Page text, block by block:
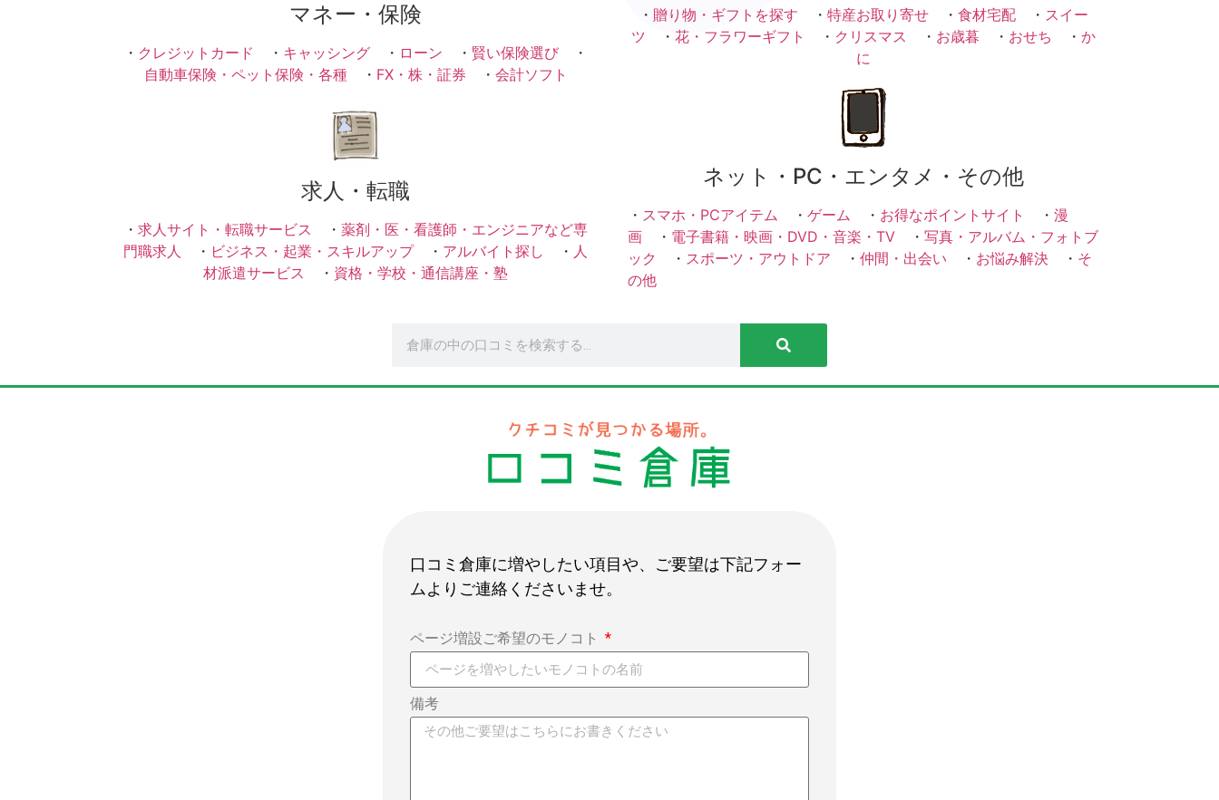
マネー・保険
・ クレジットカード ・ キャッシング ・ ローン ・ 賢い保険選び ・
自動車保険・ペット保険・各種・ FX・株・証券 ・ 会計ソフト
求人・転職
・ 求人サイト・転職サービス ・ 薬剤・医・看護師・エンジニアなど専
門職求人
・ ビジネス・起業・スキルアップ・ アルバイト探し ・ 人
材派遣サービス ・ 資格・学校・通信講座・塾
・ 贈り物・ギフトを探す ・ 特産お取り寄せ ・ 食材宅配 ・ スイー
ツ ・ 花・フラワーギフト ・ クリスマス ・ お歳暮 ・ おせち ・ か
に
ネット・PC・エンタメ・その他
・ スマホ・PCアイテム ・ ゲーム ・ お得なポイントサイト ・ 漫
画 ・ 電子書籍・映画・DVD・音楽・TV ・ 写真・アルバム・フォトブ
ック
・ スポーツ・アウトドア ・ 仲間・出会い ・ お悩み解決 ・ そ
の他
口コミ倉庫に増やしたい項目や、ご要望は下記フォー
ムよりご連絡くださいませ。
ページ増設ご希望のモノコト
備考